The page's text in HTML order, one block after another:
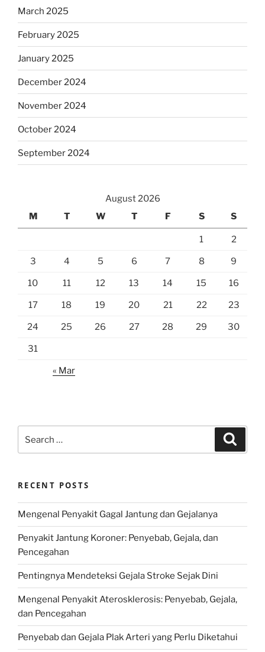
March 2025
February 2025
January 2025
December 2024
November 2024
October 2024
September 2024
August 2026
M
T W T F S S
1 2
3 4 5 6 7 8 9
10 11 12 13 14 15 16
17 18 19 20 21 22 23
24 25 26 27 28 29 30
31
« Mar
for:
RECENT POSTS
Mengenal Penyakit Gagal Jantung dan Gejalanya
Penyakit Jantung Koroner: Penyebab, Gejala, dan
Pencegahan
Pentingnya Mendeteksi Gejala Stroke Sejak Dini
Mengenal Penyakit Aterosklerosis: Penyebab, Gejala,
dan Pencegahan
Penyebab dan Gejala Plak Arteri yang Perlu Diketahui